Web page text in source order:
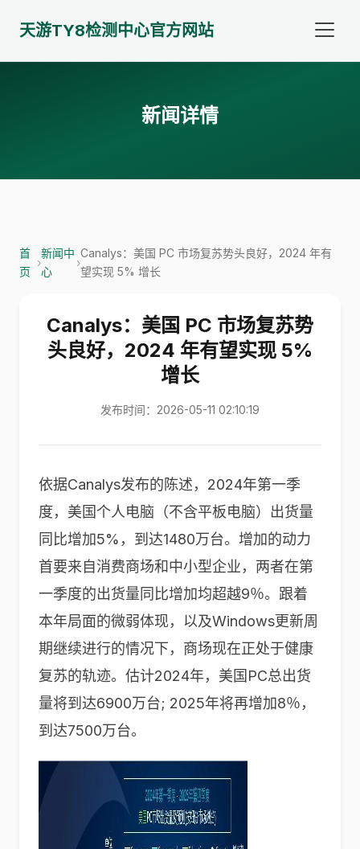
天游TY8检测中心官方网站
新闻详情
首
页
›
新闻中
心
›
Canalys：美国 PC 市场复苏势头良好，2024 年有
望实现 5% 增长
Canalys：美国 PC 市场复苏势
头良好，2024 年有望实现 5%
增长
发布时间：2026-05-11 02:10:19
依据Canalys发布的陈述，2024年第一季
度，美国个人电脑（不含平板电脑）出货量
同比增加5%，到达1480万台。增加的动力
首要来自消费商场和中小型企业，两者在第
一季度的出货量同比增加均超越9％。跟着
本年局面的微弱体现，以及Windows更新周
期继续进行的情况下，商场现在正处于健康
复苏的轨迹。估计2024年，美国PC总出货
量将到达6900万台; 2025年将再增加8％，
到达7500万台。